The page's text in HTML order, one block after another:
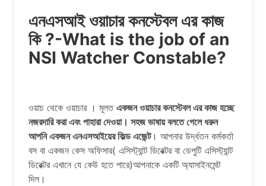
এনএসআই ওয়াচার কনস্টেবল এর কাজ
কি ?-What is the job of an
NSI Watcher Constable?
ওয়াচ থেকে ওয়াচার । মূলত একজন ওয়াচার কনস্টেবল এর কাজ হচ্ছে
নজরদারি করা এবং পাহারা দেওয়া। সহজ ভাষায় বলতে গেলে ধরুন
আপনি একজন এনএসআইয়ের ফিল্ড এজেন্ট। আপনার উর্দ্ধতন কর্মকর্তা
বস বা একজন কেস অফিসার( এসিস্ট্যান্ট ডিরেক্টর বা ডেপুটি এসিস্ট্যান্ট
ডিরেক্টর এখানে যে কেউ হতে পারে)আপনাকে একটি অ্যাসাইনমেন্ট
দিল।